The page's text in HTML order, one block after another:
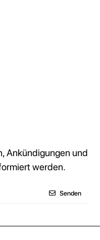
Ankündigungen und
werden.
Senden